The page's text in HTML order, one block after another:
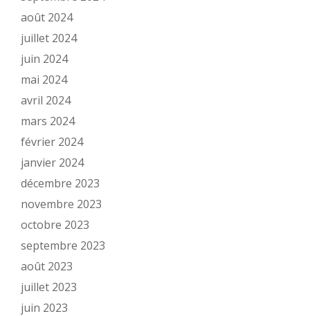
août 2024
juillet 2024
juin 2024
mai 2024
avril 2024
mars 2024
février 2024
janvier 2024
décembre 2023
novembre 2023
octobre 2023
septembre 2023
août 2023
juillet 2023
juin 2023